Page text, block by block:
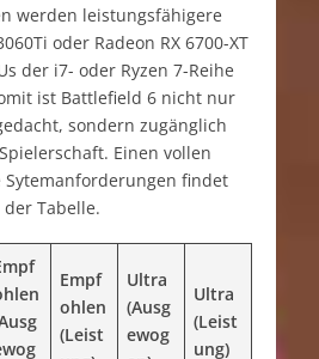
werden leistungsfähigere
oder Radeon RX 6700-XT
der i7- oder Ryzen 7-Reihe
ist Battlefield 6 nicht nur
sondern zugänglich
Einen vollen
findet
Tabelle.
Empf
ohlen
(Leist
Ultra
(Ausg
ewog
Ultra
(Leist
ung)